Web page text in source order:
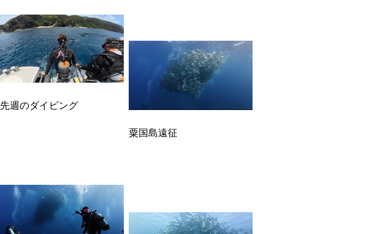
先週のダイビング
粟国島遠征